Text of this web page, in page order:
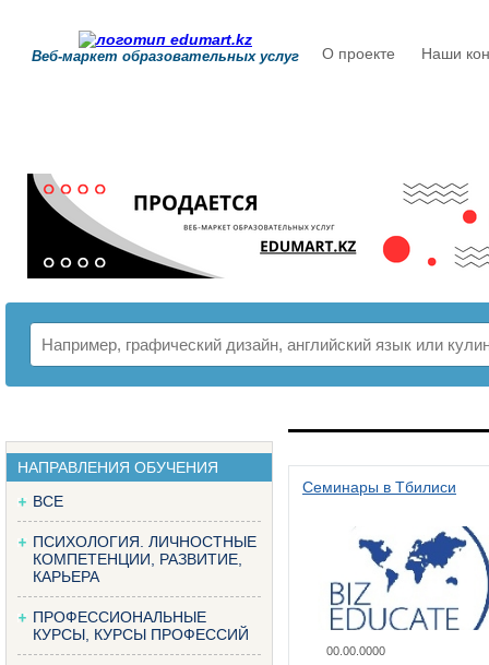
Веб-маркет образовательных услуг О проекте Наши
НАПРАВЛЕНИЯ ОБУЧЕНИЯ
ВСЕ
ПСИХОЛОГИЯ. ЛИЧНОСТНЫЕ
КОМПЕТЕНЦИИ, РАЗВИТИЕ,
КАРЬЕРА
ПРОФЕССИОНАЛЬНЫЕ
КУРСЫ, КУРСЫ ПРОФЕССИЙ
Семинары в Тбилиси
00.00.0000